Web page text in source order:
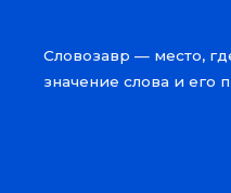
Словозавр — место,
значение слова и его